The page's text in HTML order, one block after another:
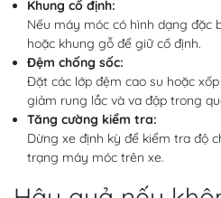
Khung cố định:
Nếu máy móc có hình dạng đặc
hoặc khung gỗ để giữ cố định.
Đệm chống sốc:
Đặt các lớp đệm cao su hoặc
giảm rung lắc và va đập trong
Tăng cường kiểm tra:
Dừng xe định kỳ để kiểm tra độ
trạng máy móc trên xe.